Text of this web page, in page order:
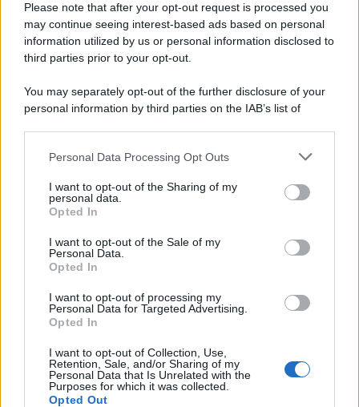
Please note that after your opt-out request is processed you
may continue seeing interest-based ads based on personal
information utilized by us or personal information disclosed to
third parties prior to your opt-out.
You may separately opt-out of the further disclosure of your
personal information by third parties on the IAB’s list of
This information may also be disclosed by us to third parties
disclose it to other third parties.
Please note that this website/app uses one or more Google
services and may gather and store information including but
not limited to your visit or usage behaviour. You may click to
grant or deny consent to Google and its third-party tags to
consent section.
Personal Data Processing Opt Outs
I want to opt-out of the Sharing of my
personal data.
Opted In
I want to opt-out of the Sale of my
Personal Data.
Opted In
I want to opt-out of processing my
Personal Data for Targeted Advertising.
Opted In
I want to opt-out of Collection, Use,
Retention, Sale, and/or Sharing of my
Personal Data that Is Unrelated with the
Purposes for which it was collected.
Opted Out
Hig Tech Mag
Scoop Mag
Lgbtqia News
Day Travel 365
Home Magazine 365
SecondHomeMagazine
Francia
InvestirMag
Germania
UK